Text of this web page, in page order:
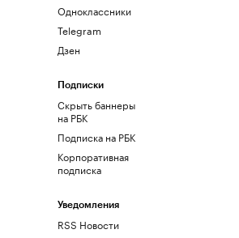
Одноклассники
Telegram
Дзен
Подписки
Скрыть баннеры
на РБК
Подписка на РБК
Корпоративная
подписка
Уведомления
RSS Новости